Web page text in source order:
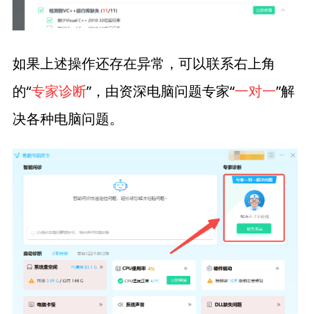
如果上述操作还存在异常，可以联系右上角
的“专家诊断”，由资深电脑问题专家“一对一”解
决各种电脑问题。